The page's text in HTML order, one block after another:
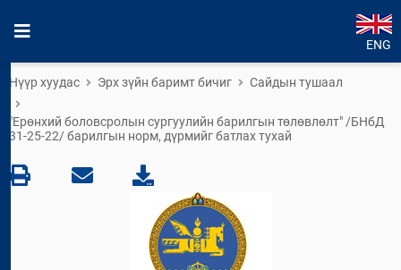
ENG
Нүүр хуудас Эрх зүйн баримт бичиг Сайдын тушаал
"Ерөнхий боловсролын сургуулийн барилгын төлөвлөлт" /БНбД
31-25-22/ барилгын норм, дүрмийг батлах тухай